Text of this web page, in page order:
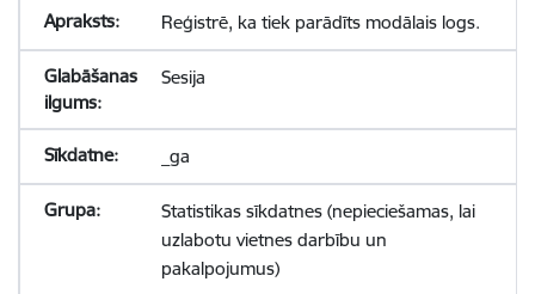
Reģistrē, ka tiek parādīts modālais logs.
Sesija
_ga
Statistikas sīkdatnes (nepieciešamas, lai
uzlabotu vietnes darbību un
pakalpojumus)